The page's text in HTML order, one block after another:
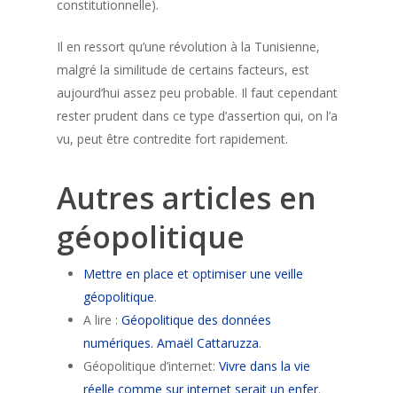
constitutionnelle).
Il en ressort qu’une révolution à la Tunisienne,
malgré la similitude de certains facteurs, est
aujourd’hui assez peu probable. Il faut cependant
rester prudent dans ce type d’assertion qui, on l’a
vu, peut être contredite fort rapidement.
Autres articles en
géopolitique
Mettre en place et optimiser une veille
géopolitique.
A lire : Géopolitique des données
numériques. Amaël Cattaruzza.
Géopolitique d’internet: Vivre dans la vie
réelle comme sur internet serait un enfer.